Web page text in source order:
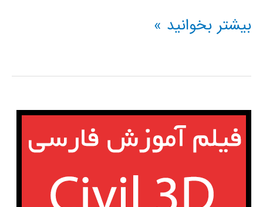
دانلود
آموزشی
نرم
افزار
FLAC3D
بیشتر بخوانید »